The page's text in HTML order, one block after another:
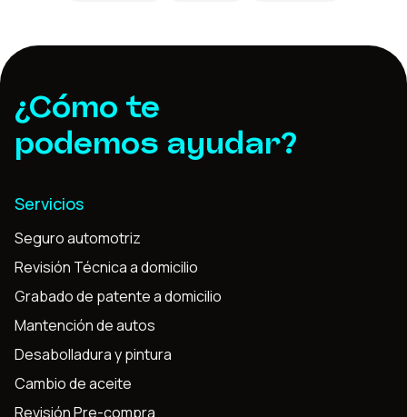
¿Cómo te
podemos ayudar?
Servicios
Seguro automotriz
Revisión Técnica a domicilio
Grabado de patente a domicilio
Mantención de autos
Desabolladura y pintura
Cambio de aceite
Revisión Pre-compra